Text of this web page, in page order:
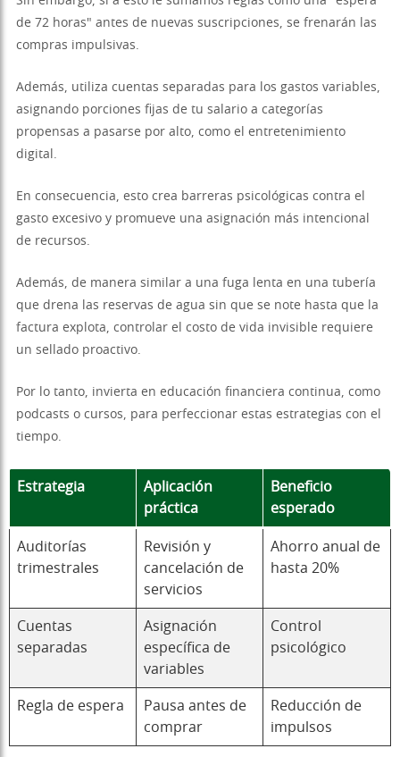
de 72 horas" antes de nuevas suscripciones, se frenarán las
compras impulsivas.
Además, utiliza cuentas separadas para los gastos variables,
asignando porciones fijas de tu salario a categorías
propensas a pasarse por alto, como el entretenimiento
digital.
En consecuencia, esto crea barreras psicológicas contra el
gasto excesivo y promueve una asignación más intencional
de recursos.
Además, de manera similar a una fuga lenta en una tubería
que drena las reservas de agua sin que se note hasta que la
factura explota, controlar el costo de vida invisible requiere
un sellado proactivo.
Por lo tanto, invierta en educación financiera continua, como
podcasts o cursos, para perfeccionar estas estrategias con el
tiempo.
Estrategia
Aplicación
práctica
Beneficio
esperado
Auditorías
trimestrales
Revisión y
cancelación de
servicios
Ahorro anual de
hasta 20%
Cuentas
separadas
Asignación
específica de
variables
Control
psicológico
Regla de espera
Pausa antes de
comprar
Reducción de
impulsos